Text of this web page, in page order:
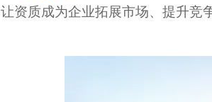
让资质成为企业拓展市场、提升竞